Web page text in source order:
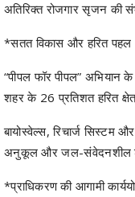
शहर के 26 प्रतिशत हरित
बायोस्वेल्स, रिचार्ज सिस्टम
अनुकूल और जल-संवेदनशील
*प्राधिकरण की आगामी